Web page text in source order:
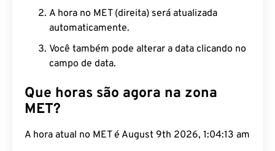
A hora no MET (direita) será atualizada
automaticamente.
Você também pode alterar a data clicando no
campo de data.
Que horas são agora na zona
MET?
A hora atual no MET é August 9th 2026, 1:04:14 am